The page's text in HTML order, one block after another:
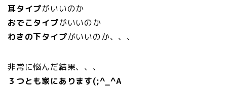
耳タイプがいいのか
おでこタイプがいいのか
わきの下タイプがいいのか、、、
非常に悩んだ結果、、、
３つとも家にあります(;^_^A